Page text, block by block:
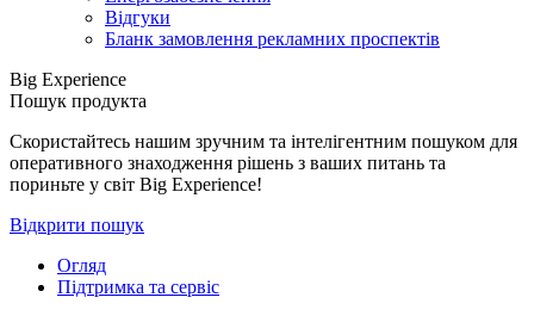
Відгуки
Бланк замовлення рекламних проспектів
Big Experience
Пошук продукта
Скористайтесь нашим зручним та інтелігентним пошуком для
оперативного знаходження рішень з ваших питань та
пориньте у світ Big Experience!
Відкрити пошук
Огляд
Підтримка та сервіс